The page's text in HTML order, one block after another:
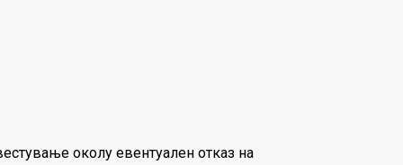
околу евентуален отказ на